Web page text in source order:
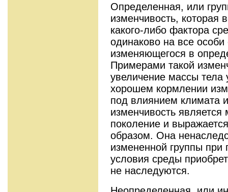
Определенная, или
изменчивость, которая
какого-либо фактора
одинаково на все
изменяющегося в
Примерами такой
увеличение массы тела
хорошем кормлении
под влиянием климата
изменчивость
поколение и
образом. Она
измененной группы
условия среды
не наследуются.